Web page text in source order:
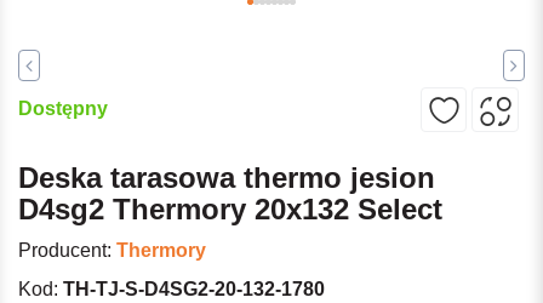
Dostępny
Deska tarasowa thermo jesion
D4sg2 Thermory 20x132 Select
Producent: Thermory
Kod: TH-TJ-S-D4SG2-20-132-1780